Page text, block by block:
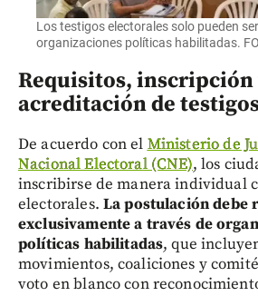
Los testigos electorales solo pueden
organizaciones políticas habilitadas.
Requisitos, inscripción
acreditación de
De acuerdo con el Ministerio de
Nacional Electoral (CNE), los
inscribirse de manera individual
electorales. La postulación debe
exclusivamente a través de
políticas habilitadas, que
movimientos, coaliciones y
voto en blanco con